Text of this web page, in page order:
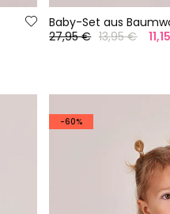
Baby-Set aus
27,95 € 13,95 €
-60%